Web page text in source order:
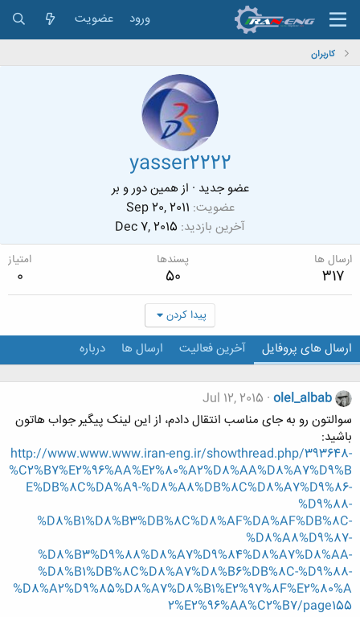
ورود عضویت
کاربران
yasser2222
عضو جدید · ازهمین دور و بر
عضویت Sep 20, 2011
آخرین بازدید Dec 7, 2015
ارسال ها
317
پسندها
50
امتیاز
0
پیدا کردن
ارسال های پروفایل آخرین فعالیت ارسال ها درباره
olel_albab
Jul 12, 2015
سوالتون رو به جای مناسب انتقال دادم، از این لینک پیگیر جواب هاتون
باشید:
http://www.www.www.iran-eng.ir/showthread.php/393648-
%C2%B7%E2%96%AA%E2%80%A2%D8%AA%D8%A7%D9%B
E%DB%8C%DA%A9-%D8%A8%DB%8C%D8%A7%D9%86-
%D9%88-
%D8%B1%D8%B3%DB%8C%D8%AF%DA%AF%DB%8C-
%D8%A8%D9%87-
%D8%B3%D9%88%D8%A7%D9%84%D8%A7%D8%AA-
%D8%B1%DB%8C%D8%A7%D8%B6%DB%8C-%D9%88-
%D8%A2%D9%85%D8%A7%D8%B1%E2%97%8F%E2%80%A
2%E2%96%AA%C2%B7/page155